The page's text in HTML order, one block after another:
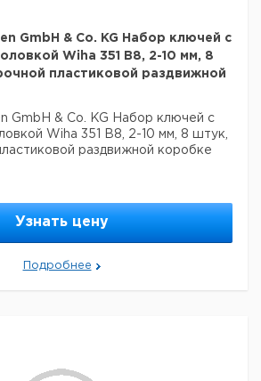
GmbH & Co. KG Набор ключей с
Wiha 351 B8, 2-10 мм, 8
пластиковой раздвижной
GmbH & Co. KG Набор ключей с
Wiha 351 B8, 2-10 мм, 8 штук,
раздвижной коробке
Узнать цену
Подробнее